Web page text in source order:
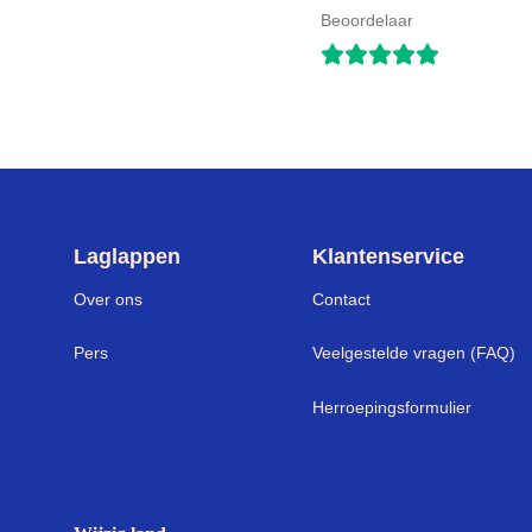
Beoordelaar
Laglappen
Over ons
Pers
Klantenservice
Contact
Veelgestelde vragen (FAQ)
Herroepingsformulier